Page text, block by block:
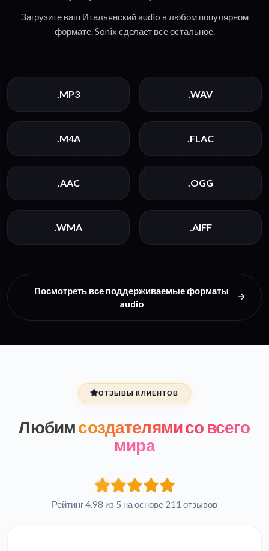
Загрузите ваш Итальянский audio в любом популярном
формате. Sonix сделает все остальное.
.MP3 .WAV
.M4A .FLAC
.AAC .OGG
.WMA .AIFF
Посмотреть все поддерживаемые форматы
audio
ОТЗЫВЫ КЛИЕНТОВ
Любимсоздателями со всего
мира
Рейтинг 4.98 из 5 на основе 211 отзывов